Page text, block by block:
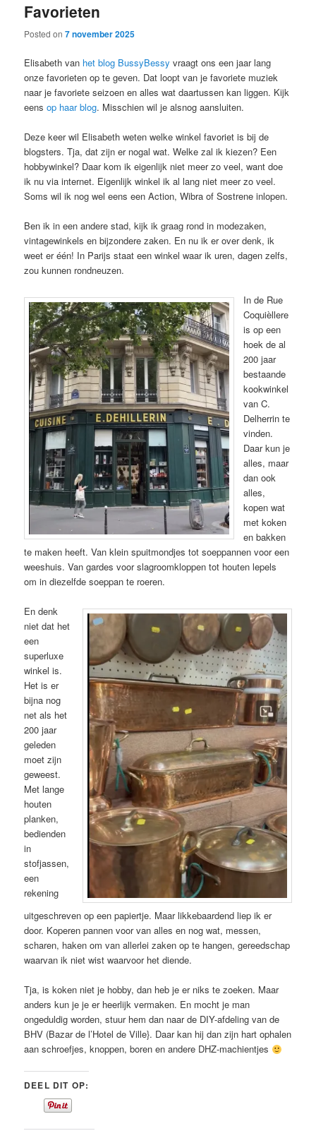
Favorieten
Posted on7 november 2025
Elisabeth van het blog BussyBessy vraagt ons een jaar lang
onze favorieten op te geven. Dat loopt van je favoriete muziek
naar je favoriete seizoen en alles wat daartussen kan liggen. Kijk
eensop haar blog. Misschien wil je alsnog aansluiten.
Deze keer wil Elisabeth weten welke winkel favoriet is bij de
blogsters. Tja, dat zijn er nogal wat. Welke zal ik kiezen? Een
hobbywinkel? Daar kom ik eigenlijk niet meer zo veel, want doe
ik nu via internet. Eigenlijk winkel ik al lang niet meer zo veel.
Soms wil ik nog wel eens een Action, Wibra of Sostrene inlopen.
Ben ik in een andere stad, kijk ik graag rond in modezaken,
vintagewinkels en bijzondere zaken. En nu ik er over denk, ik
weet er één! In Parijs staat een winkel waar ik uren, dagen zelfs,
zou kunnen rondneuzen.
In de Rue
Coquièllere
is op een
hoek de al
200 jaar
bestaande
kookwinkel
van C.
Delherrin te
vinden.
Daar kun je
alles, maar
dan ook
alles,
kopen wat
met koken
en bakken
te maken heeft. Van klein spuitmondjes tot soeppannen voor een
weeshuis. Van gardes voor slagroomkloppen tot houten lepels
om in diezelfde soeppan te roeren.
En denk
niet dat het
een
superluxe
winkel is.
Het is er
bijna nog
net als het
200 jaar
geleden
moet zijn
geweest.
Met lange
houten
planken,
bedienden
in
stofjassen,
een
rekening
uitgeschreven op een papiertje. Maar likkebaardend liep ik er
door. Koperen pannen voor van alles en nog wat, messen,
scharen, haken om van allerlei zaken op te hangen, gereedschap
waarvan ik niet wist waarvoor het diende.
Tja, is koken niet je hobby, dan heb je er niks te zoeken. Maar
anders kun je je er heerlijk vermaken. En mocht je man
ongeduldig worden, stuur hem dan naar de DIY-afdeling van de
BHV (Bazar de l’Hotel de Ville}. Daar kan hij dan zijn hart ophalen
aan schroefjes, knoppen, boren en andere DHZ-machientjes
DEEL DIT OP: